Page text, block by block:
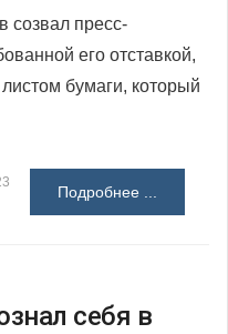
созвал пресс-
его отставкой,
бумаги, который
Подробнее ...
себя в